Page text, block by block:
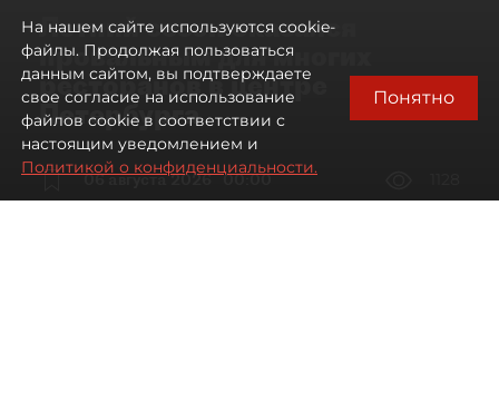
Летний сезон оказался
провальным для многих
ресторанов в центре
Петербурга
06 августа 2026 00:00
На нашем сайте используются cookie-
файлы. Продолжая пользоваться
данным сайтом, вы подтверждаете
свое согласие на использование
файлов cookie в соответствии с
настоящим уведомлением и
Политикой о конфиденциальности.
Понятно